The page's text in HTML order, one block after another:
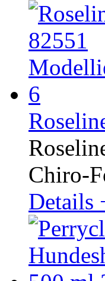
Chiro-
Details